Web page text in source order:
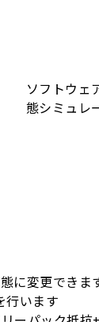
ソフトウェ
態シミュレ
に変更できま
行います